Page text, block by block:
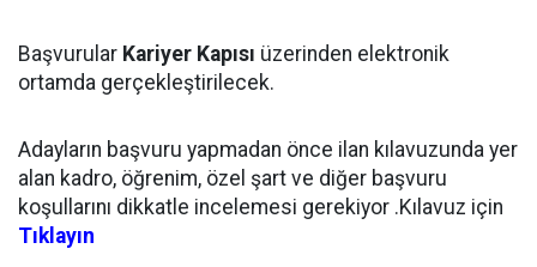
Başvurular Kariyer Kapısı üzerinden elektronik
ortamda gerçekleştirilecek.
Adayların başvuru yapmadan önce ilan kılavuzunda yer
alan kadro, öğrenim, özel şart ve diğer başvuru
koşullarını dikkatle incelemesi gerekiyor .Kılavuz için
Tıklayın